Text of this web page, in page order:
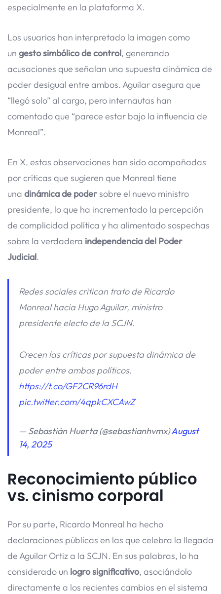
especialmente en la plataforma X.
Los usuarios han interpretado la imagen como
un gesto simbólico de control, generando
acusaciones que señalan una supuesta dinámica de
poder desigual entre ambos. Aguilar asegura que
“llegó solo” al cargo, pero internautas han
comentado que “parece estar bajo la influencia de
Monreal”.
En X, estas observaciones han sido acompañadas
por críticas que sugieren que Monreal tiene
una dinámica de podersobre el nuevo ministro
presidente, lo que ha incrementado la percepción
de complicidad política y ha alimentado sospechas
sobre la verdadera independencia del Poder
Judicial.
Redes sociales critican trato de Ricardo
Monreal hacia Hugo Aguilar, ministro
presidente electo de la SCJN.
Crecen las críticas por supuesta dinámica de
poder entre ambos políticos.
https://t.co/GF2CR96rdH
pic.twitter.com/4qpkCXCAwZ
— Sebastián Huerta (@sebastianhvmx)August
14, 2025
Reconocimiento público
vs. cinismo corporal
Por su parte, Ricardo Monreal ha hecho
declaraciones públicas en las que celebra la llegada
de Aguilar Ortiz a la SCJN. En sus palabras, lo ha
considerado un logro significativo, asociándolo
directamente a los recientes cambios en el sistema